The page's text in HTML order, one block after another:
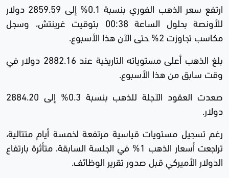
ارتفع سعر الذهب الفوري بنسبة 0.1% إلى 2859.59 دولار
للأونصة بحلول الساعة 00:38 بتوقيت غرينتش، وسجل
مكاسب تجاوزت 2% حتى الآن هذا الأسبوع.
بلغ الذهب أعلى مستوياته التاريخية عند 2882.16 دولار في
وقت سابق من هذا الأسبوع.
صعدت العقود الآجلة للذهب بنسبة 0.3% إلى 2884.20
دولار.
رغم تسجيل مستويات قياسية مرتفعة لخمسة أيام متتالية،
تراجعت أسعار الذهب 1% في الجلسة السابقة، متأثرة بارتفاع
الدولار الأميركي قبل صدور تقرير الوظائف.